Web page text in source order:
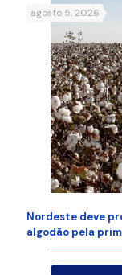
agosto 5, 2026
Nordeste deve
algodão pela